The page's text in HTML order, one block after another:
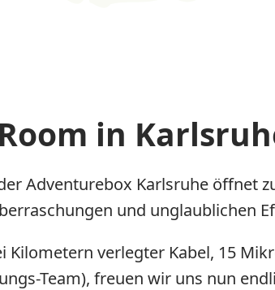
in
Adventurebox Karlsruhe öffnet
und unglaublichen
Kilometern verlegter Kabel, 15
Team), freuen wir uns nun